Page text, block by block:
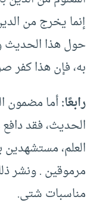
إنما يخرج من
حول هذا الحديث
به، فإن هذا كفر
رابعًا:أما مضمون
الحديث، فقد
العلم،
مرموقين . ونشر
مناسبات شتى.